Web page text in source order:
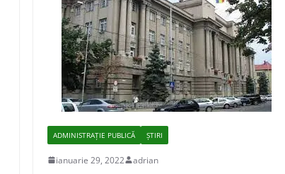
ADMINISTRAŢIE PUBLICĂ ȘTIRI
ianuarie 29, 2022 adrian